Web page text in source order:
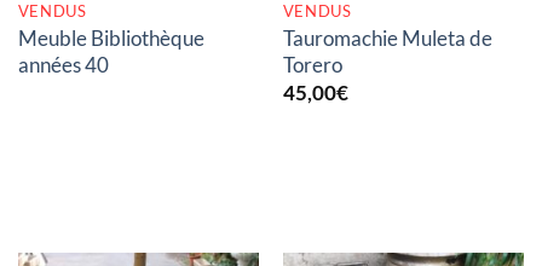
VENDUS
Meuble Bibliothèque
années 40
VENDUS
Tauromachie Muleta de
Torero
45,00€